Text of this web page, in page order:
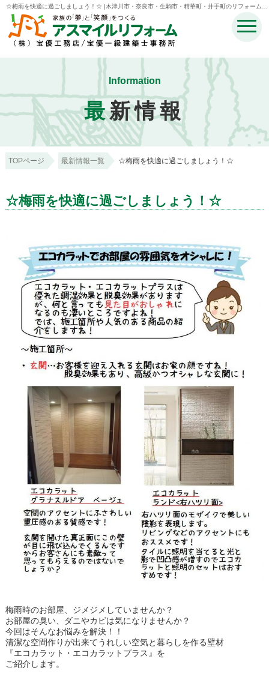
☆梅雨を快適に過ごしましょう！☆ |木津川市・奈良市・生駒市・精華町・井手町のリフォームの
ことなら宝優工務店アスマイルリフォーム
Information
最新情報
TOPページ 最新情報一覧 ☆梅雨を快適に過ごしましょう！☆
☆梅雨を快適に過ごしましょう！☆
梅雨時のお部屋、ジメジメしていませんか？
お部屋の臭い、ダニやカビは気になりませんか？
今回はそんなお悩みを解決！！
清潔な空間作りが出来てうれしい空気と暮らしを作る壁材
『エコカラット・エコカラットプラス』を
ご紹介します。